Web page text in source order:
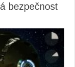
bezpečnost